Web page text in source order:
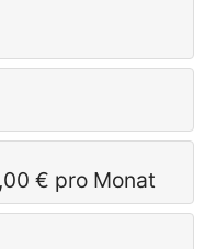
€ pro Monat